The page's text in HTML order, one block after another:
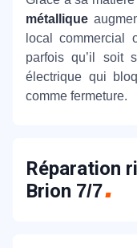
métallique
local commercial
parfois qu’il soit
électrique qui
comme fermeture.
Réparation
Brion 7/7